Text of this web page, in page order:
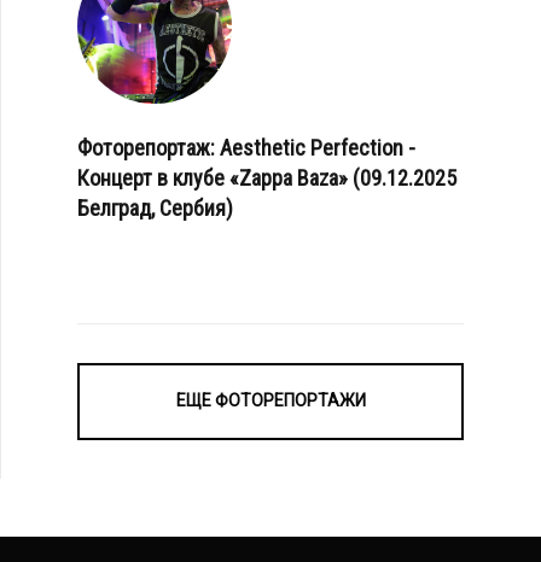
Фоторепортаж: Aesthetic Perfection -
Концерт в клубе «Zappa Baza» (09.12.2025
Белград, Сербия)
ЕЩЕ ФОТОРЕПОРТАЖИ